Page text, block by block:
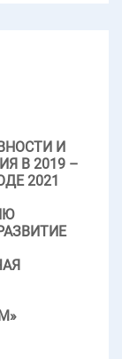
И
В 2019 –
2021